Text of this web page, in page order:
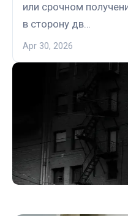
или срочном
в сторону дв…
Apr 30, 2026